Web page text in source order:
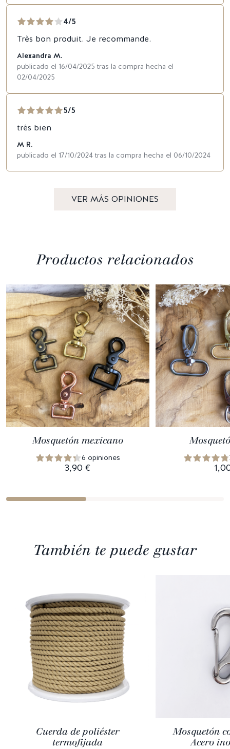
4/5
Très bon produit. Je recommande.
Alexandra M.
publicado el 16/04/2025 tras la compra hecha el
02/04/2025
5/5
trés bien
M R.
publicado el 17/10/2024 tras la compra hecha el 06/10/2024
VER MÁS OPINIONES
Productos relacionados
Mosquetón mexicano
6 opiniones
3,90 €
También te puede gustar
Cuerda de poliéster
termofijada
Mosquetón
Acero